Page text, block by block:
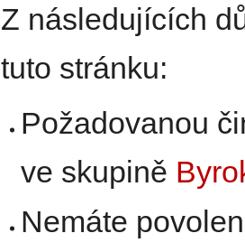
na
na
Z následujících
tuto stránku:
Požadovanou
ve skupině
Nemáte